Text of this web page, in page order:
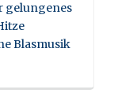
gelungenes
Blasmusik